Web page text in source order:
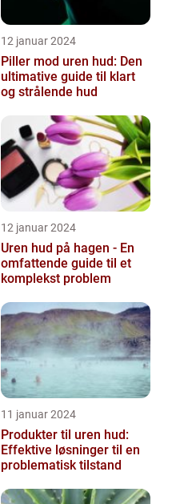
12 januar 2024
Piller mod uren hud: Den
ultimative guide til klart
og strålende hud
12 januar 2024
Uren hud på hagen - En
omfattende guide til et
komplekst problem
11 januar 2024
Produkter til uren hud:
Effektive løsninger til en
problematisk tilstand